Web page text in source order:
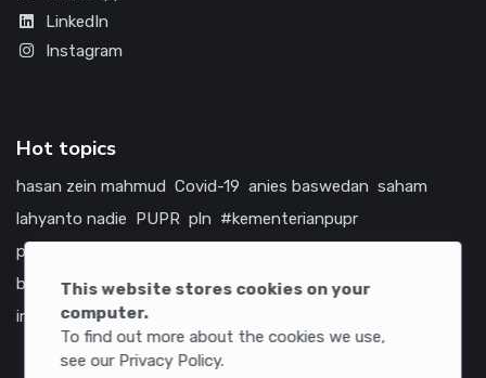
This website stores cookies on your
computer.
To find out more about the cookies we use,
see our Privacy Policy.
LinkedIn
Instagram
Hot topics
hasan zein mahmud Covid-19 anies baswedan saham
lahyanto nadie
PUPR pln #kementerianpupr
prabowo subianto
bumn
jasa marga jtts china tol amerika serikat
infrastruktur